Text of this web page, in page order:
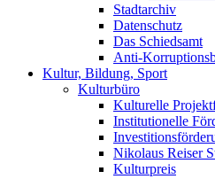
Stadtarchiv
Datenschutz
Das Schiedsamt
Anti-
Kultur, Bildung, Sport
Kulturbüro
Kulturelle
Institutionelle
Nikolaus Reiser
Kulturpreis